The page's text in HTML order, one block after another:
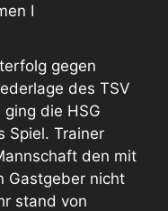
I
gegen
des TSV
die HSG
Spiel. Trainer
den mit
Gastgeber nicht
stand von